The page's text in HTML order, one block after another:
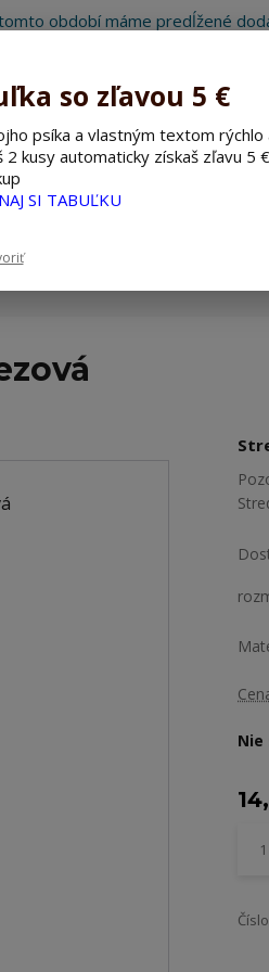
období máme predĺžené
Hľadať
Nie
so zľavou 5 €
psíka a vlastným textom rýchlo
kusy automaticky získaš zľavu 5
SI TABUĽKU